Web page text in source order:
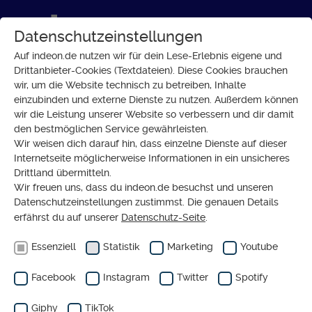
GESELLSCHAFT
Nachtbürgermeister: Wenn es
dunkel wird, kommt ihre Zeit
Datenschutzeinstellungen
Auf indeon.de nutzen wir für dein Lese-Erlebnis eigene und
Drittanbieter-Cookies (Textdateien). Diese Cookies brauchen
wir, um die Website technisch zu betreiben, Inhalte
einzubinden und externe Dienste zu nutzen. Außerdem können
wir die Leistung unserer Website so verbessern und dir damit
den bestmöglichen Service gewährleisten.
Wir weisen dich darauf hin, dass einzelne Dienste auf dieser
Internetseite möglicherweise Informationen in ein unsicheres
Drittland übermitteln.
Wir freuen uns, dass du indeon.de besuchst und unseren
Datenschutzeinstellungen zustimmst. Die genauen Details
erfährst du auf unserer Datenschutz-Seite
Essenziell Statistik Marketing Youtube
Facebook Instagram Twitter Spotify
Giphy TikTok